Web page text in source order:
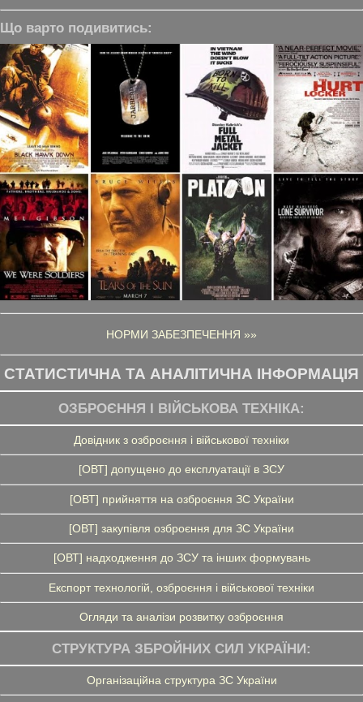
Що варто подивитись:
НОРМИ ЗАБЕЗПЕЧЕННЯ »»
СТАТИСТИЧНА ТА АНАЛІТИЧНА ІНФОРМАЦІЯ
ОЗБРОЄННЯ І ВІЙСЬКОВА ТЕХНІКА:
Довідник з озброєння і військової техніки
[ОВТ] допущено до експлуатації в ЗСУ
[ОВТ] прийняття на озброєння ЗС України
[ОВТ] закупівля озброєння для ЗС України
[ОВТ] надходження до ЗСУ та інших формувань
Експорт технологій, озброєння і військової техніки
Огляди та аналізи розвитку озброєння
СТРУКТУРА ЗБРОЙНИХ СИЛ УКРАЇНИ:
Організаційна структура ЗС України